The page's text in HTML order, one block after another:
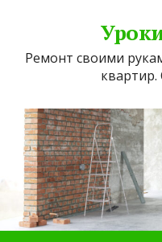
Ремонт своими
квартир.